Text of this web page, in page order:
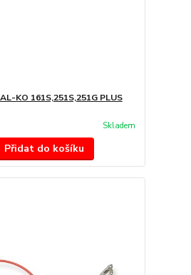
KO 161S,251S,251G PLUS
Skladem
Přidat do košíku